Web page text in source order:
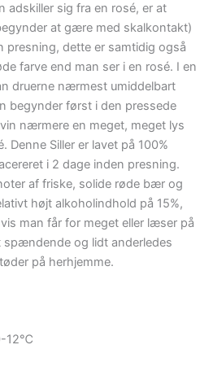
adskiller sig fra en rosé, er at
at gære med skalkontakt)
presning, dette er samtidig også
farve end man ser i en rosé. I en
druerne nærmest umiddelbart
begynder først i den pressede
nærmere en meget, meget lys
Denne Siller er lavet på 100%
i 2 dage inden presning.
af friske, solide røde bær og
højt alkoholindhold på 15%,
man får for meget eller læser på
spændende og lidt anderledes
på herhjemme.
12℃